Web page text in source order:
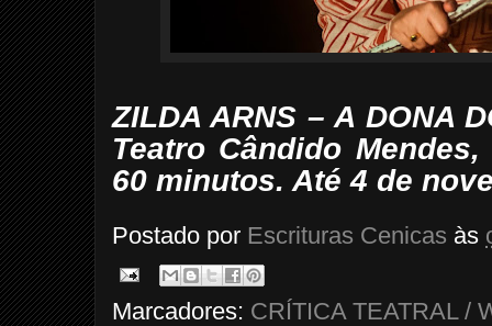
ZILDA ARNS – A DONA
Teatro Cândido
60 minutos. Até 4 de
Postado por Escrituras Cenicas às
Marcadores: CRÍTICA TEATRAL /